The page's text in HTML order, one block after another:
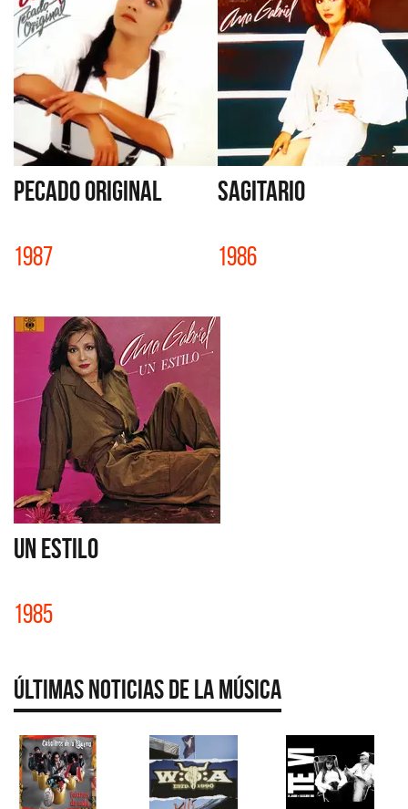
PECADO ORIGINAL
1987
SAGITARIO
1986
UN ESTILO
1985
Últimas Noticias de la Música